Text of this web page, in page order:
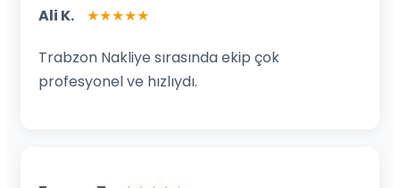
Ali K. ★★★★★
Trabzon Nakliye sırasında ekip çok
profesyonel ve hızlıydı.